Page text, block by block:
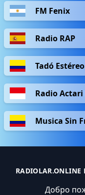
FM Fenix
Radio RAP
Tadó Estéreo
Radio Actari
Musica Sin
Добро